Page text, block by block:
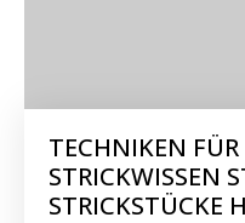
TECHNIKEN FÜR
STRICKWISSEN
STRICKSTÜCKE